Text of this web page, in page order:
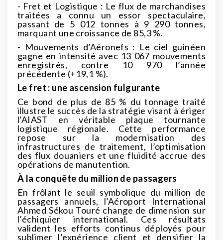
- Fret et Logistique : Le flux de marchandises
traitées a connu un essor spectaculaire,
passant de 5 012 tonnes à 9 290 tonnes,
marquant une croissance de 85,3 %.
- Mouvements d’Aéronefs : Le ciel guinéen
gagne en intensité avec 13 067 mouvements
enregistrés, contre 10 970 l’année
précédente (+19,1 %).
Le fret : une ascension fulgurante
Ce bond de plus de 85 % du tonnage traité
illustre le succès de la stratégie visant à ériger
l’AIAST en véritable plaque tournante
logistique régionale. Cette performance
repose sur la modernisation des
infrastructures de traitement, l’optimisation
des flux douaniers et une fluidité accrue des
opérations de manutention.
À la conquête du million de passagers
En frôlant le seuil symbolique du million de
passagers annuels, l’Aéroport International
Ahmed Sékou Touré change de dimension sur
l’échiquier international. Ces résultats
valident les efforts continus déployés pour
sublimer l’expérience client et densifier la